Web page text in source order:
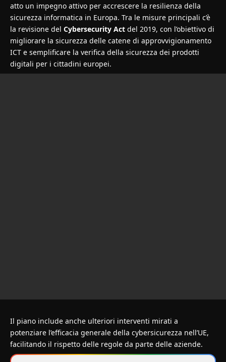
atto un impegno attivo per accrescere la resilienza della
sicurezza informatica in Europa. Tra le misure principali c’è
la revisione del Cybersecurity Act del 2019, con l’obiettivo di
migliorare la sicurezza delle catene di approvvigionamento
ICT e semplificare la verifica della sicurezza dei prodotti
digitali per i cittadini europei.
Il piano include anche ulteriori interventi mirati a
potenziare l’efficacia generale della cybersicurezza nell’UE,
facilitando il rispetto delle regole da parte delle aziende.